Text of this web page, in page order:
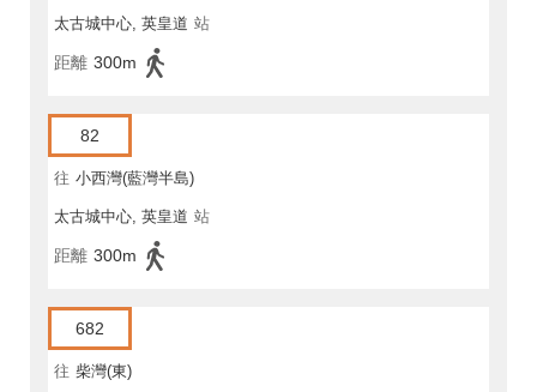
太古城中心, 英皇道 站
距離 300m
82
往 小西灣(藍灣半島)
太古城中心, 英皇道 站
距離 300m
682
往 柴灣(東)